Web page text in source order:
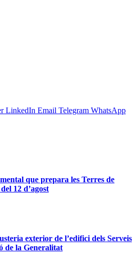
LinkedIn Email Telegram WhatsApp
que prepara les Terres de
12 d’agost
exterior de l’edifici dels Serveis
de la Generalitat